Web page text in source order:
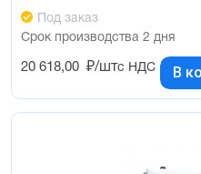
Под заказ
Срок производства 2 дня
20 618,00 ₽/штс НДС В